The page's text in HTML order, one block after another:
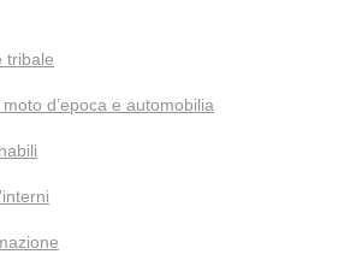
tribale
moto d’epoca e automobilia